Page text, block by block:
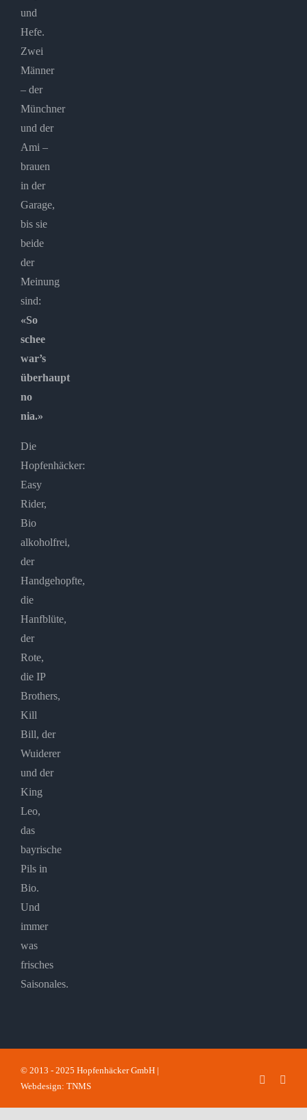
und
Hefe.
Zwei
Männer
– der
Münchner
und der
Ami –
brauen
in der
Garage,
bis sie
beide
der
Meinung
sind:
«So
schee
war’s
überhaupt
no
nia.»
Die
Hopfenhäcker:
Easy
Rider,
Bio
alkoholfrei,
der
Handgehopfte,
die
Hanfblüte,
der
Rote,
die IP
Brothers,
Kill
Bill, der
Wuiderer
und der
King
Leo,
das
bayrische
Pils in
Bio.
Und
immer
was
frisches
Saisonales.
© 2013 - 2025 Hopfenhäcker GmbH |
Webdesign: TNMS
Facebook